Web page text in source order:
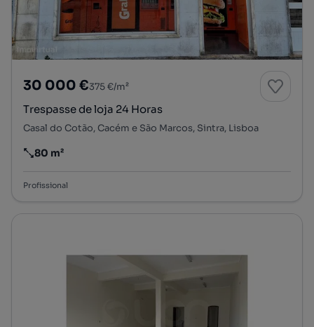
30 000 €375 €/m²
Trespasse de loja 24 Horas
Casal do Cotão, Cacém e São Marcos, Sintra, Lisboa
Preço por metro quadrado
80 m²
Profissional